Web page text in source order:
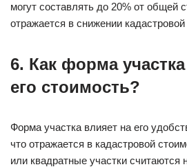
могут составлять до 20% от общей
отражается в снижении
6. Как форма
его стоимость?
Форма участка влияет на его
что отражается в кадастровой
или квадратные участки